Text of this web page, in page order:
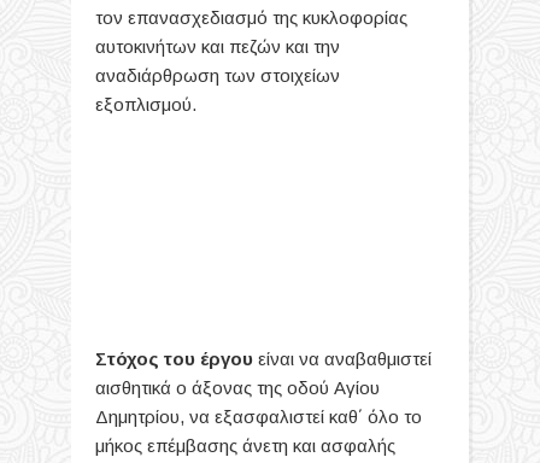
τον επανασχεδιασμό της κυκλοφορίας
αυτοκινήτων και πεζών και την
αναδιάρθρωση των στοιχείων
εξοπλισμού.
Στόχος του έργου είναι να αναβαθμιστεί
αισθητικά ο άξονας της οδού Αγίου
Δημητρίου, να εξασφαλιστεί καθ΄ όλο το
μήκος επέμβασης άνετη και ασφαλής